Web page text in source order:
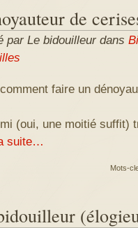
de
par Le bidouilleur dans
faire un
(oui, une moitié suffit)
suite…
Mots-